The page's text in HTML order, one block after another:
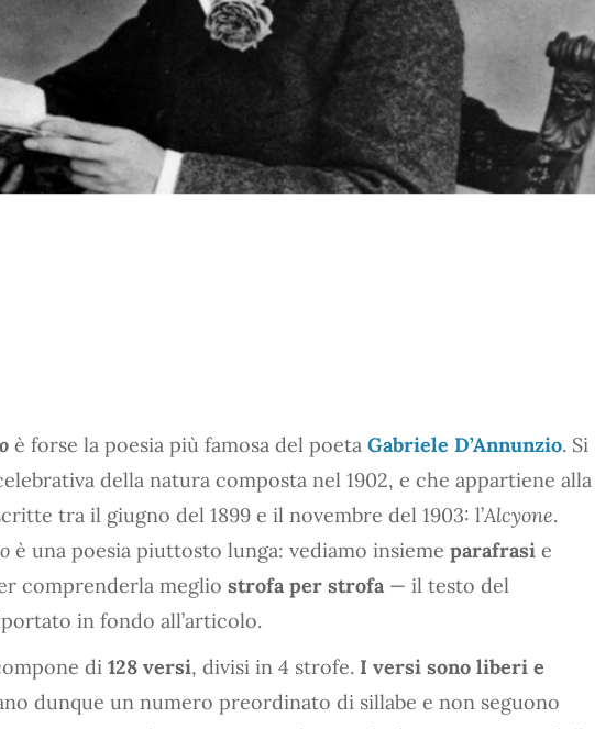
è forse la poesia più famosa del poeta Gabriele D’Annunzio. Si
della natura composta nel 1902, e che appartiene alla
tra il giugno del 1899 e il novembre del 1903: l’Alcyone.
è una poesia piuttosto lunga: vediamo insieme parafrasi e
comprenderla meglio strofa per strofa — il testo del
in fondo all’articolo.
di 128 versi, divisi in 4 strofe. I versi sono liberi e
dunque un numero preordinato di sillabe e non seguono